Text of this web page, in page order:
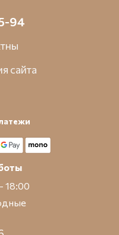
94
сайта
18:00